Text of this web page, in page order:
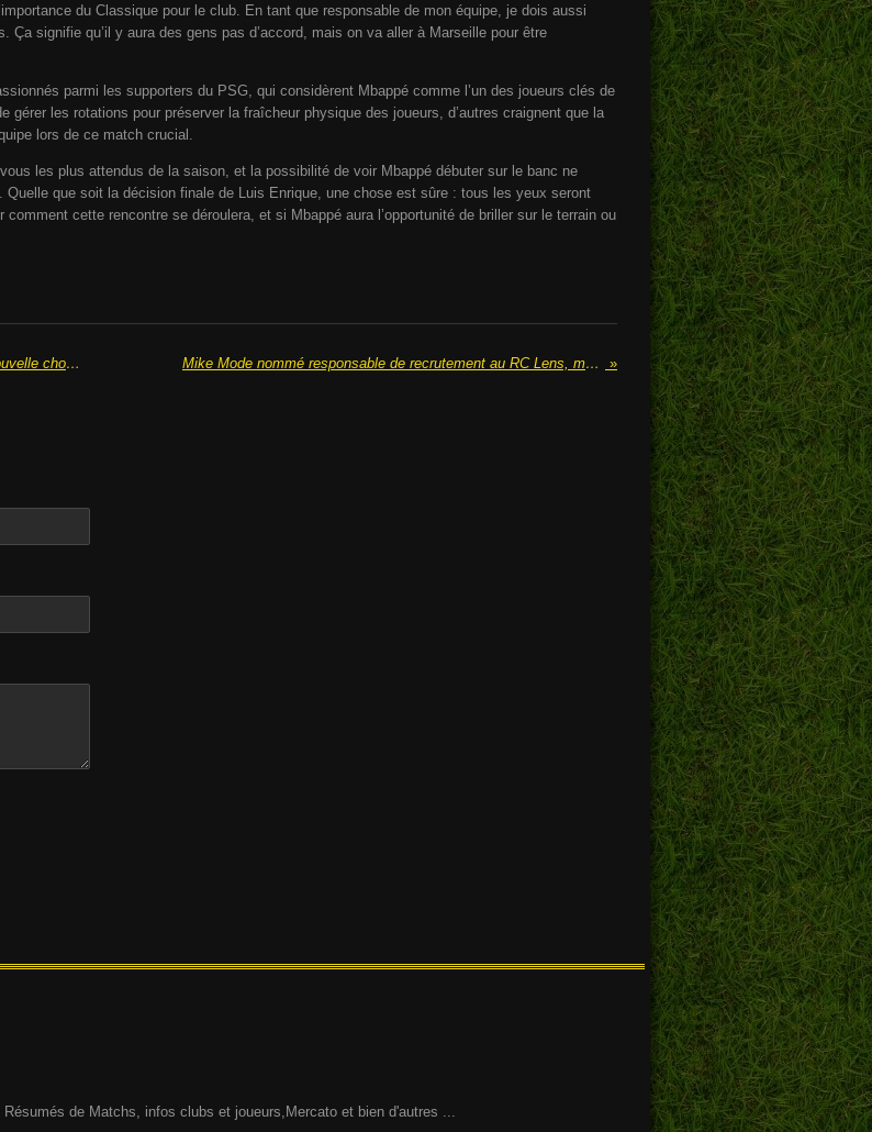
du Classique pour le club. En tant que responsable de mon équipe, je dois aussi
signifie qu’il y aura des gens pas d’accord, mais on va aller à Marseille pour être
parmi les supporters du PSG, qui considèrent Mbappé comme l’un des joueurs clés de
gérer les rotations pour préserver la fraîcheur physique des joueurs, d’autres craignent que la
lors de ce match crucial.
les plus attendus de la saison, et la possibilité de voir Mbappé débuter sur le banc ne
que soit la décision finale de Luis Enrique, une chose est sûre : tous les yeux seront
cette rencontre se déroulera, et si Mbappé aura l’opportunité de briller sur le terrain ou
Fenerbahce envisage de rejoindre la Ligue 1 : Une nouvelle choc dans le monde du football Mike Mode nommé responsable de recrutement au RC Lens, mais déjà sur le départ ? »
de Matchs, infos clubs et joueurs,Mercato et bien d'autres ...